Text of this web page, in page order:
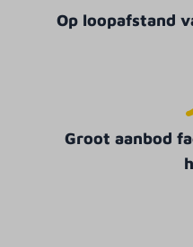
Op loopafstand
Groot aanbod